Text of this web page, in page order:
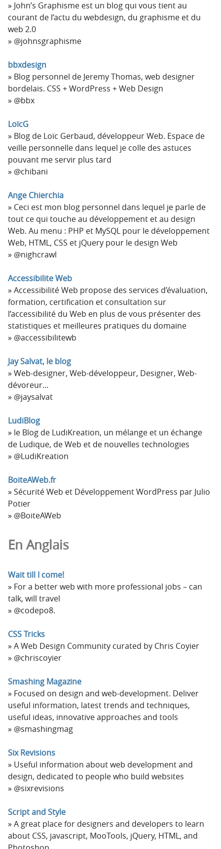
John’s Graphisme est un blog qui vous tient au
courant de l’actu du webdesign, du graphisme et du
web 2.0
@johnsgraphisme
bbxdesign
Blog personnel de Jeremy Thomas, web designer
bordelais. CSS + WordPress + Web Design
@bbx
LoïcG
Blog de Loïc Gerbaud, développeur Web. Espace de
veille personnelle dans lequel je colle des astuces
pouvant me servir plus tard
@chibani
Ange Chierchia
Ceci est mon blog personnel dans lequel je parle de
tout ce qui touche au développement et au design
Web. Au menu : PHP et MySQL pour le développement
Web, HTML, CSS et jQuery pour le design Web
@nighcrawl
Accessibilite Web
Accessibilité Web propose des services d’évaluation,
formation, certification et consultation sur
l’accessibilité du Web en plus de vous présenter des
statistiques et meilleures pratiques du domaine
@accessibilitewb
Jay Salvat, le blog
Web-designer, Web-développeur, Designer, Web-
dévoreur…
@jaysalvat
LudiBlog
le Blog de LudiKreation, un mélange et un échange
de Ludique, de Web et de nouvelles technologies
@LudiKreation
BoiteAWeb.fr
Sécurité Web et Développement WordPress par Julio
Potier
@BoiteAWeb
En Anglais
Wait till I come!
For a better web with more professional jobs – can
talk, will travel
@codepo8.
CSS Tricks
A Web Design Community curated by Chris Coyier
@chriscoyier
Smashing Magazine
Focused on design and web-development. Deliver
useful information, latest trends and techniques,
useful ideas, innovative approaches and tools
@smashingmag
Six Revisions
Useful information about web development and
design, dedicated to people who build websites
@sixrevisions
Script and Style
A great place for designers and developers to learn
about CSS, javascript, MooTools, jQuery, HTML, and